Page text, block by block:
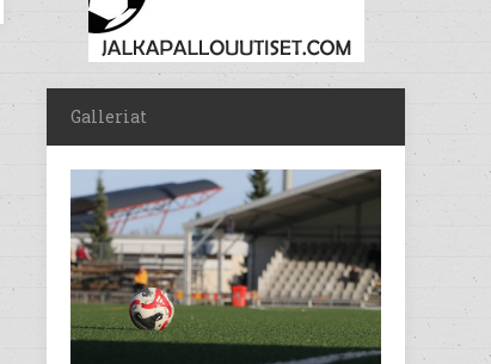
Galleriat